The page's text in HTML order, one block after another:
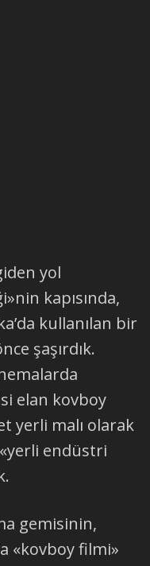
yol
kapısında,
kullanılan bir
şaşırdık.
elan kovboy
yerli malı olarak
endüstri
gemisinin,
«kovboy filmi»